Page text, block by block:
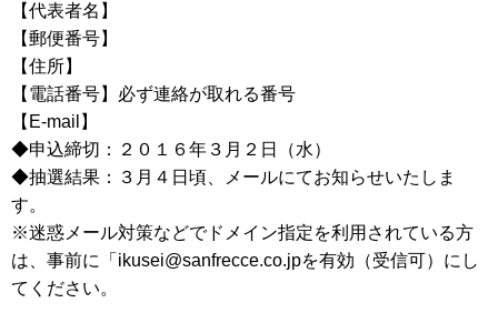
【代表者名】
【郵便番号】
【住所】
【電話番号】必ず連絡が取れる番号
【E-mail】
◆申込締切：２０１６年３月２日（水）
◆抽選結果：３月４日頃、メールにてお知らせいたしま
す。
※迷惑メール対策などでドメイン指定を利用されている方
は、事前に「ikusei@sanfrecce.co.jpを有効（受信可）にし
てください。